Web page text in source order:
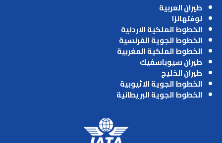
طيران العربية
لوفتهانزا
الخطوط الملكية الاردنية
الخطوط الجوية الفرنسية
الخطوط الملكية المغربية
طيران سيوباسفيك
طيران الخليج
الخطوط الجوية الاثيوبية
الخطوط الجوية البريطانية